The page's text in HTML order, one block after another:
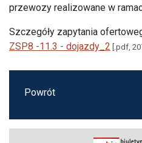
przewozy realizowane w
Szczegóły zapytania
ZSP8 -11.3 - dojazdy_2 [.pdf,
Powrót